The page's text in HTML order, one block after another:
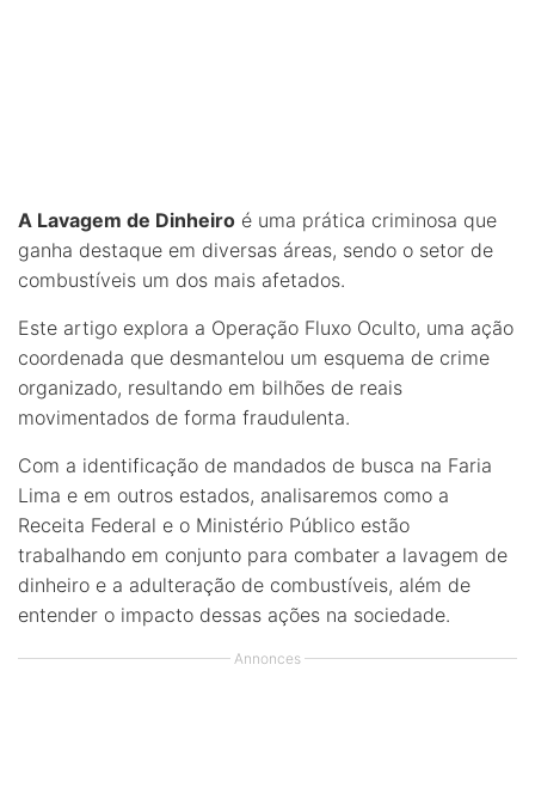
A Lavagem de Dinheiro é uma prática criminosa que
ganha destaque em diversas áreas, sendo o setor de
combustíveis um dos mais afetados.
Este artigo explora a Operação Fluxo Oculto, uma ação
coordenada que desmantelou um esquema de crime
organizado, resultando em bilhões de reais
movimentados de forma fraudulenta.
Com a identificação de mandados de busca na Faria
Lima e em outros estados, analisaremos como a
Receita Federal e o Ministério Público estão
trabalhando em conjunto para combater a lavagem de
dinheiro e a adulteração de combustíveis, além de
entender o impacto dessas ações na sociedade.
Annonces